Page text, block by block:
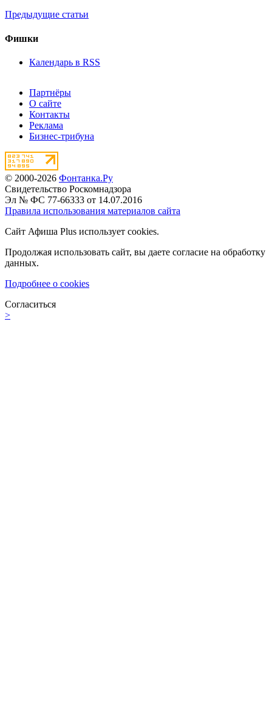
Предыдущие статьи
Фишки
Календарь в RSS
Партнёры
О сайте
Контакты
Реклама
Бизнес-трибуна
© 2000-2026 Фонтанка.Ру
Свидетельство Роскомнадзора
Эл № ФС 77-66333 от 14.07.2016
Правила использования материалов сайта
Сайт Афиша Plus использует cookies.
Продолжая использовать сайт, вы даете согласие на обработку
данных.
Подробнее о cookies
Согласиться
>